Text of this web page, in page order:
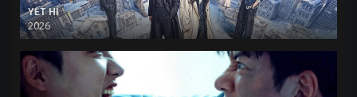
YẾT HÍ
2026